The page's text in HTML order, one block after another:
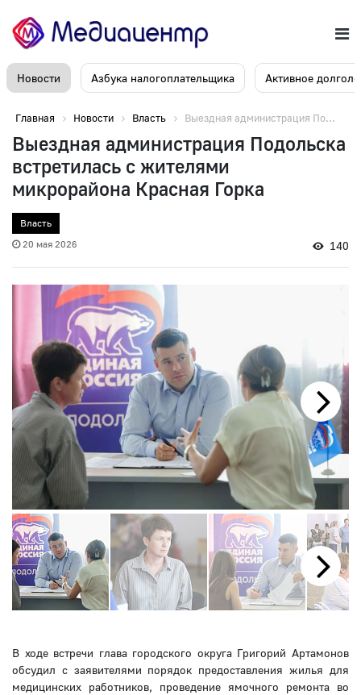
Новости Азбука налогоплательщика Активное
Главная Новости Власть Выездная администрация По...
Выездная администрация Подольска
встретилась с жителями
микрорайона Красная Горка
Власть
20 мая 2026
140
Next
Next
В ходе встречи глава городского округа Григорий Артамонов
обсудил с заявителями порядок предоставления жилья для
медицинских работников, проведение ямочного ремонта во